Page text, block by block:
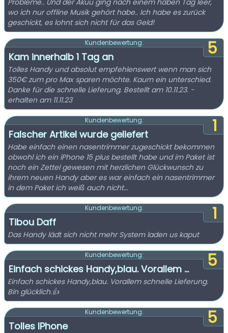
Probleme.. Und der Akuu ging nach einem haben Tag leer,
wo ich nur offline Musik gehört habe.. Ich habe es zurück
geschickt, es lohnt sich nicht für das Geld!
5
Kundenbewertung:
Kam innerhalb 1 Tag an
Tolles Handy und absolut empfehlenswert wenn man sich
350€ zum pro Max sparen möchte. Kaum ein unterschied.
Danke für die schnelle Lieferung. Bestellt am 10.11.23. -
erhalten am 11.11.23
1
Kundenbewertung:
Falscher Artikel wurde geliefert
Habe einfach einen nasentrimmer zugeschickt bekommen
obwohl ich ein iPhone 15 plus bestellt habe und im Paket ist
noch ein Zettel gewesen mit herzlichen Glückwunsch zu
ihrem neuen Handy aber es war einfach ein nasentrimmer
in dem Paket ich weiß auch nicht…
1
Kundenbewertung:
Tibou Daff
Das Handy lädt sich nicht mehr System laden us kaput
5
Kundenbewertung:
Einfach schickes Handy,blau. Vorallem ...
Einfach schickes Handy,blau. Vorallem schnelle Lieferung.
Bin glücklich.👍
5
Kundenbewertung:
Tolles IPhone